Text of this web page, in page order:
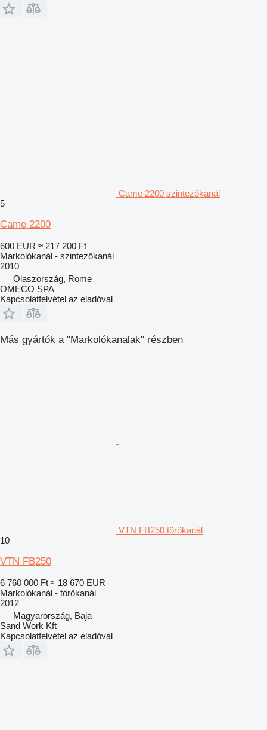
Came 2200 szintezőkanál
5
Came 2200
600 EUR ≈ 217 200 Ft
Markolókanál - szintezőkanál
2010
Olaszország, Rome
OMECO SPA
Kapcsolatfelvétel az eladóval
Más gyártók a "Markolókanalak" részben
VTN FB250 törőkanál
10
VTN FB250
6 760 000 Ft ≈ 18 670 EUR
Markolókanál - törőkanál
2012
Magyarország, Baja
Sand Work Kft
Kapcsolatfelvétel az eladóval